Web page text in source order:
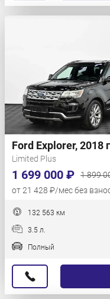
Ford Explorer, 2018
Limited Plus
1 699 000 ₽
1 899
от 21 428 ₽/мес без
132 563 км
3.5 л.
Полный